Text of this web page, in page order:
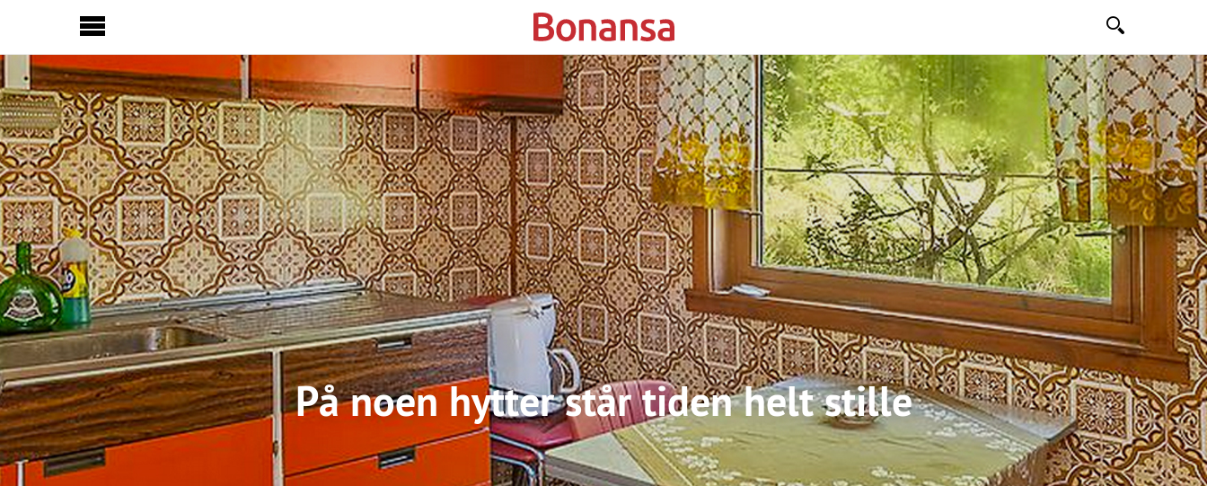
Søk
På noen hytter står tiden helt stille